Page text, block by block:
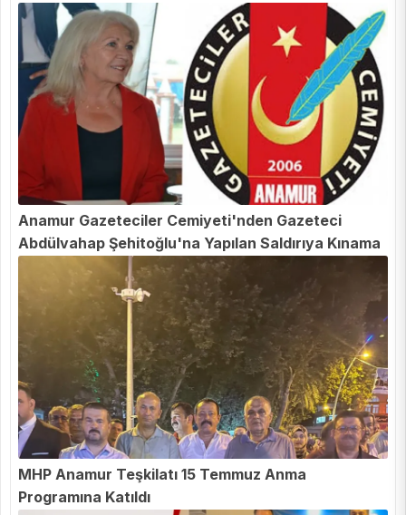
Anamur Gazeteciler Cemiyeti'nden Gazeteci
Abdülvahap Şehitoğlu'na Yapılan Saldırıya Kınama
MHP Anamur Teşkilatı 15 Temmuz Anma
Programına Katıldı